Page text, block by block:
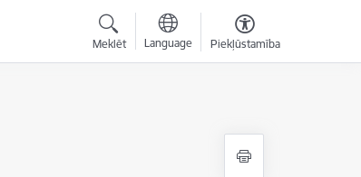
Meklēt Language Piekļūstamība